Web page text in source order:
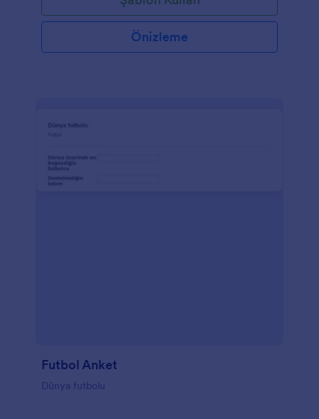
Önizleme
Futbol Anket
Dünya futbolu